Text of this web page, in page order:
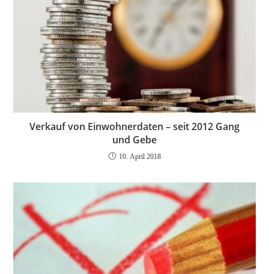
Verkauf von Einwohnerdaten – seit 2012 Gang
und Gebe
10. April 2018